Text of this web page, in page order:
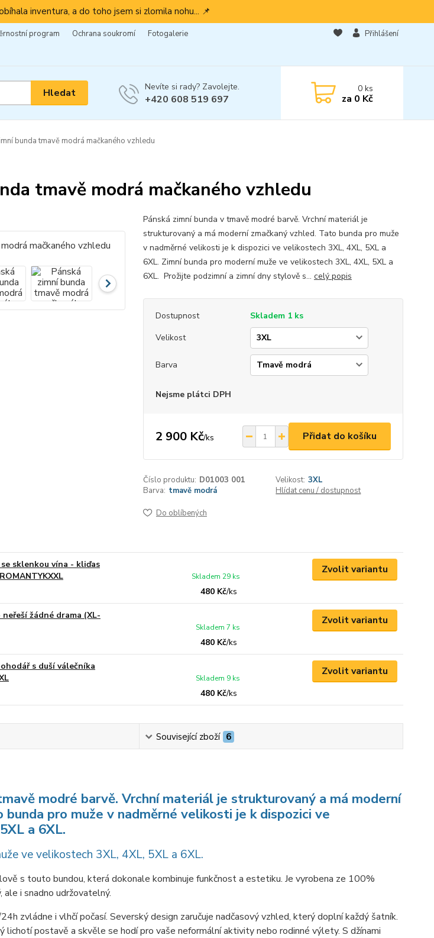
inventura, a do toho jsem si zlomila nohu... 📌
program Ochrana soukromí
Fotogalerie
Přihlášení
Hledat Nevíte si rady? Zavolejte.
+420 608 519 697
0ks
za 0 Kč
bunda tmavě modrá mačkaného vzhledu
tmavě modrá mačkaného vzhledu
Pánská zimní bunda v tmavě modré barvě. Vrchní materiál je
strukturovaný a má moderní zmačkaný vzhled. Tato bunda pro muže
v nadměrné velikosti je k dispozici ve velikostech 3XL, 4XL, 5XL a
6XL. Zimní bunda pro moderní muže ve velikostech 3XL, 4XL, 5XL a
6XL. Prožijte podzimní a zimní dny stylově s... celý popis
Dostupnost
Skladem 1 ks
Velikost
Barva
Nejsme plátci DPH
2 900 Kč/ks Přidat do košíku
Číslo produktu: D01003 001 Velikost: 3XL
Barva: tmavě modrá Hlídat cenu / dostupnost
Do oblíbených
sklenkou vína - kliďas
480 Kč/ks
Skladem 29 ks
Zvolit variantu
žádné drama (XL-
480 Kč/ks
Skladem 7 ks
Zvolit variantu
s duší válečníka
480 Kč/ks
Skladem 9 ks
Zvolit variantu
Související zboží 6
modré barvě. Vrchní materiál je strukturovaný a má moderní
bunda pro muže v nadměrné velikosti je k dispozici ve
a 6XL.
ve velikostech 3XL, 4XL, 5XL a 6XL.
s touto bundou, která dokonale kombinuje funkčnost a estetiku. Je vyrobena ze 100%
i snadno udržovatelný.
zvládne i vlhčí počasí. Severský design zaručuje nadčasový vzhled, který doplní každý šatník.
lichotí postavě a skvěle se hodí pro vaše neformální aktivity nebo rodinné výlety. S džínami